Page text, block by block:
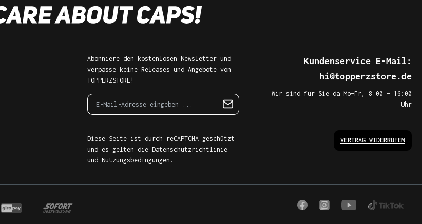
Abonniere den kostenlosen Newsletter und
verpasse keine Releases und Angebote von
TOPPERZSTORE!
Diese Seite ist durch reCAPTCHA geschützt
und es gelten die Datenschutzrichtlinie
und Nutzungsbedingungen .
Kundenservice E-Mail:
hi@topperzstore.de
Wir sind für Sie da Mo–Fr, 8:00 – 16:00
Uhr
VERTRAG WIDERRUFEN